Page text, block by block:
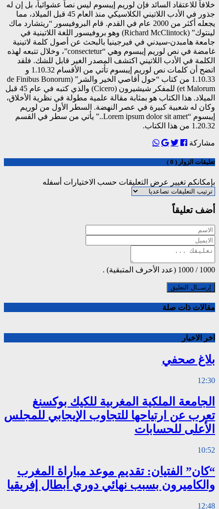
خلافاَ للاعتقاد السائد فإن لوريم إيبسوم ليس نصاَ عشوائياً، بل إن له
جذور في الأدب اللاتيني الكلاسيكي منذ العام 45 قبل الميلاد، مما
يجعله أكثر من 2000 عام في القدم. قام البروفيسور “ريتشارد ماك
لينتوك” (Richard McClintock) وهو بروفيسور اللغة اللاتينية في
جامعة هامبدن-سيدني في فيرجينيا بالبحث عن أصول كلمة لاتينية
غامضة في نص لوريم إيبسوم وهي “consectetur”، وخلال تتبعه لهذه
الكلمة في الأدب اللاتيني اكتشف المصدر الغير قابل للشك. فلقد
اتضح أن كلمات نص لوريم إيبسوم تأتي من الأقسام 1.10.32 و
1.10.33 من كتاب “حول أقاصي الخير والشر” (de Finibus Bonorum
et Malorum) للمفكر شيشيرون (Cicero) والذي كتبه في عام 45 قبل
الميلاد. هذا الكتاب هو بمثابة مقالة علمية مطولة في نظرية الأخلاق،
وكان له شعبية كبيرة في عصر النهضة. السطر الأول من لوريم
إيبسوم “Lorem ipsum dolor sit amet..” يأتي من سطر في القسم
1.20.32 من هذا الكتاب.
مشاركة
تعليقات الزوار ( 0 )
بإمكانكم تغيير عرض التعليقات حسب الاختيارات أسفله
أضف تعليقاً
1000
/
1000 (عدد الأحرف المتبقية) .
مقالات ذات صلة
اخر الاخبار
بلاغ صحفي
12:30
الجامعة الملكية المغربية للكيك بوكسنغ
تعرب عن ارتياحها للتجاوب الإيجابي للمجلس
الأعلى للحسابات
10:52
“كان” الفتيان: تقديم موعد مباراة المغرب
والكاميرون بسبب نهائي دوري أبطال إفريقيا
12:48